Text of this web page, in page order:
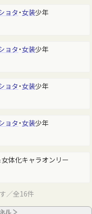
ョタ ・女装少年
ョタ ・女装少年
ョタ ・女装少年
ョタ ・女装少年
体化キャラオンリー
／全16件
ル＞